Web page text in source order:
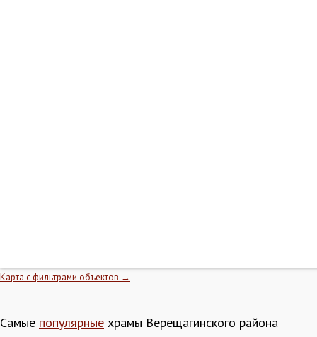
Карта с фильтрами объектов →
Самые популярные храмы Верещагинского района